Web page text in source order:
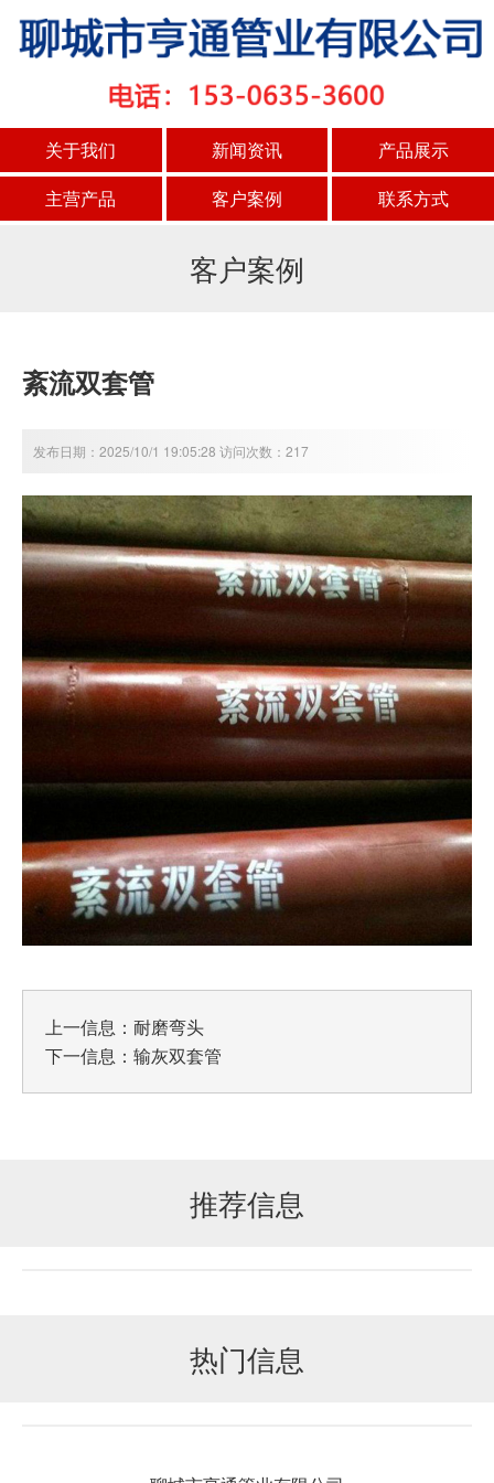
关于我们 新闻资讯
产品展示
主营产品
客户案例 联系方式
客户案例
紊流双套管
发布日期：2025/10/1 19:05:28 访问次数：217
上一信息： 耐磨弯头
下一信息： 输灰双套管
推荐信息
热门信息